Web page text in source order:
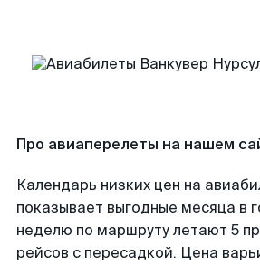
Про авиаперелеты на нашем
Календарь низких цен на
показывает выгодные месяца в
неделю по маршруту летают 5
рейсов с пересадкой. Цена